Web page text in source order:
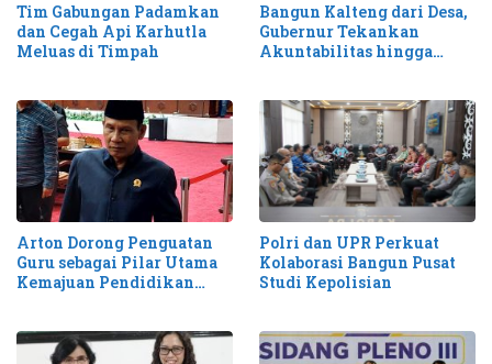
Tim Gabungan Padamkan
dan Cegah Api Karhutla
Meluas di Timpah
Bangun Kalteng dari Desa,
Gubernur Tekankan
Akuntabilitas hingga
Arton Dorong Penguatan
Guru sebagai Pilar Utama
Kemajuan Pendidikan
Polri dan UPR Perkuat
Kolaborasi Bangun Pusat
Studi Kepolisian